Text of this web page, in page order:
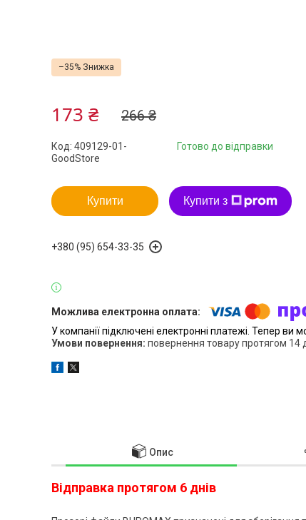
–35%
266 ₴
173 ₴
Готово до відправки
Код: 409129-01-
GoodStore
Купити Купити з
+380 (95) 654-33-35
У компанії підключені електронні платежі. Тепер
повернення товару протягом 14
Опис
Відправка протягом 6 днів